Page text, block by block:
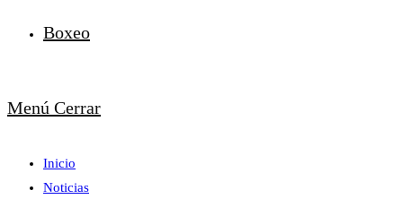
Boxeo
Menú Cerrar
Inicio
Noticias